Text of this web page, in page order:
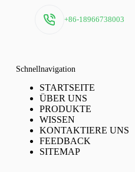
+86-18966738003
Schnellnavigation
STARTSEITE
ÜBER UNS
PRODUKTE
WISSEN
KONTAKTIERE UNS
FEEDBACK
SITEMAP